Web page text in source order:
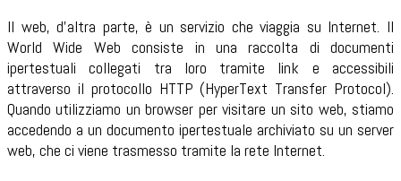
Il web, d'altra parte, è un servizio che viaggia su Internet. Il
World Wide Web consiste in una raccolta di documenti
ipertestuali collegati tra loro tramite link e accessibili
attraverso il protocollo HTTP (HyperText Transfer Protocol).
Quando utilizziamo un browser per visitare un sito web, stiamo
accedendo a un documento ipertestuale archiviato su un server
web, che ci viene trasmesso tramite la rete Internet.